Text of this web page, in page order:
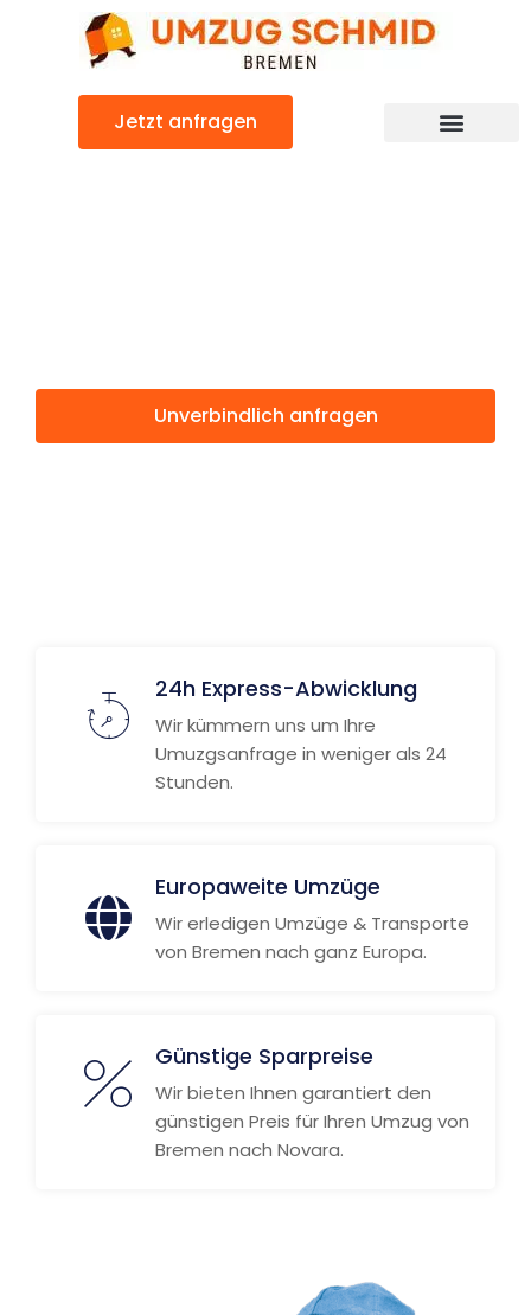
Jetzt anfragen
Unverbindlich anfragen
24h Express-Abwicklung
Wir kümmern uns um Ihre
Umuzgsanfrage in weniger als 24
Stunden.
Europaweite Umzüge
Wir erledigen Umzüge & Transporte
von Bremen nach ganz Europa.
Günstige Sparpreise
Wir bieten Ihnen garantiert den
günstigen Preis für Ihren Umzug von
Bremen nach Novara.